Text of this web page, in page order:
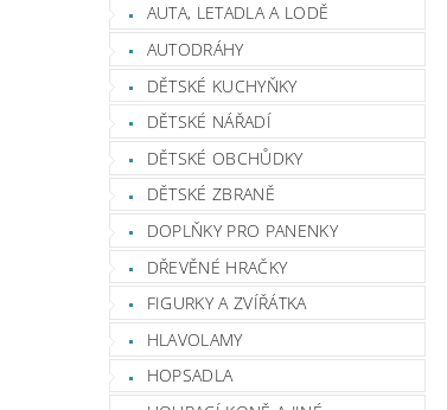
AUTA, LETADLA A LODĚ
AUTODRÁHY
DĚTSKÉ KUCHYŇKY
DĚTSKÉ NÁŘADÍ
DĚTSKÉ OBCHŮDKY
DĚTSKÉ ZBRANĚ
DOPLŇKY PRO PANENKY
DŘEVĚNÉ HRAČKY
FIGURKY A ZVÍŘÁTKA
HLAVOLAMY
HOPSADLA